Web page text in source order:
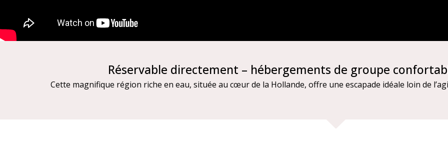
Réservable directement – hébergements de groupe
Cette magnifique région riche en eau, située au cœur de la Hollande, offre une escapade idéale loin de